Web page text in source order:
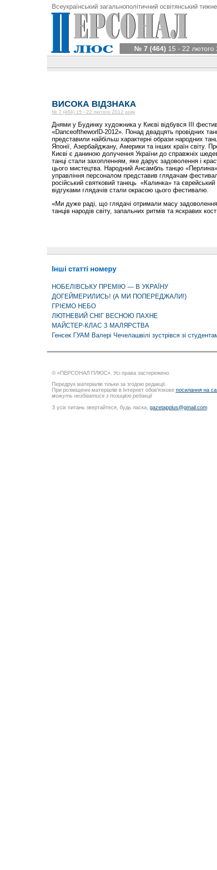
Всеукраїнський загальнополітичний освітянський
№ 7 (464) 15 - 22 лютого
ВИСОКА ВІДЗНАКА
№ 7 (464) 15 - 22 лютого 2012 року
Днями у Будинку художника у Києві відбувся ІІІ
«DanceoftheworlD-2012». Понад двадцять провідних
представили найбільш характерні образи народних
Японії, Азербайджану, Америки та інших країн світу.
Києві є даниною долучення України до спра­вжніх
танці стали захопленням, яке дарує задоволення і
цього мистецтва. Народний Ансамбль танцю «Перлина»
управління персоналом представив глядачам
російський святковий танець «Калинка» та єврейський
відгуками глядачів стали окрасою цього фестивалю.
«Ми дуже раді, що глядачі отримали масу
танців народів світу, запальних ритмів та яскравих
Інші статті номеру
НОБЕЛІВСЬКУ ПРЕМІЮ — В УКРАЇНУ
ДОГЕЙМЕРИЛИСЬ! (А МИ ПОПЕРЕДЖАЛИ!)
ГРІЄМО НЕБО
ЛЮТНЕВИЙ СНІГ ВЕСНОЮ ПАХНЕ
МАЙСТЕР-КЛАС З МАЛЯРСТВА
Генсек ГУАМ Валері Чечелашвілі зустрівся зі
© «ПЕРСОНАЛ ПЛЮС». Усі права застережено.
Передрук матеріалів тільки за згодою редакції.
При розміщенні матеріалів в Інтернет обов’язкове посилання на
можуть незбігатися з позицією редакції
З усіх питань звертайтеся, будь ласка, gazetapplus@gmail.com